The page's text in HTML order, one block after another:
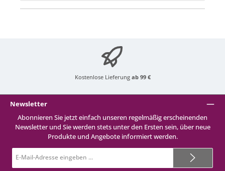
Kostenlose Lieferung ab 99 €
Newsletter
Abonnieren Sie jetzt einfach unseren regelmäßig erscheinenden
Newsletter und Sie werden stets unter den Ersten sein, über neue
Produkte und Angebote informiert werden.
Mail-